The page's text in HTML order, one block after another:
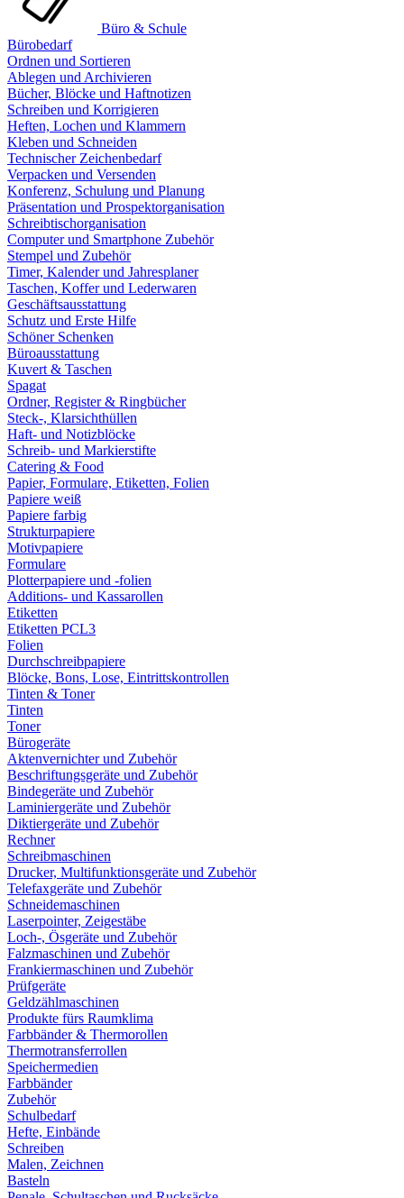
Büro & Schule
Bürobedarf
Ordnen und Sortieren
Ablegen und Archivieren
Bücher, Blöcke und Haftnotizen
Schreiben und Korrigieren
Heften, Lochen und Klammern
Kleben und Schneiden
Technischer Zeichenbedarf
Verpacken und Versenden
Konferenz, Schulung und Planung
Präsentation und Prospektorganisation
Schreibtischorganisation
Computer und Smartphone Zubehör
Stempel und Zubehör
Timer, Kalender und Jahresplaner
Taschen, Koffer und Lederwaren
Geschäftsausstattung
Schutz und Erste Hilfe
Schöner Schenken
Büroausstattung
Kuvert & Taschen
Spagat
Ordner, Register & Ringbücher
Steck-, Klarsichthüllen
Haft- und Notizblöcke
Schreib- und Markierstifte
Catering & Food
Papier, Formulare, Etiketten, Folien
Papiere weiß
Papiere farbig
Strukturpapiere
Motivpapiere
Formulare
Plotterpapiere und -folien
Additions- und Kassarollen
Etiketten
Etiketten PCL3
Folien
Durchschreibpapiere
Blöcke, Bons, Lose, Eintrittskontrollen
Tinten & Toner
Tinten
Toner
Bürogeräte
Aktenvernichter und Zubehör
Beschriftungsgeräte und Zubehör
Bindegeräte und Zubehör
Laminiergeräte und Zubehör
Diktiergeräte und Zubehör
Rechner
Schreibmaschinen
Drucker, Multifunktionsgeräte und Zubehör
Telefaxgeräte und Zubehör
Schneidemaschinen
Laserpointer, Zeigestäbe
Loch-, Ösgeräte und Zubehör
Falzmaschinen und Zubehör
Frankiermaschinen und Zubehör
Prüfgeräte
Geldzählmaschinen
Produkte fürs Raumklima
Farbbänder & Thermorollen
Thermotransferrollen
Speichermedien
Farbbänder
Zubehör
Schulbedarf
Hefte, Einbände
Schreiben
Malen, Zeichnen
Basteln